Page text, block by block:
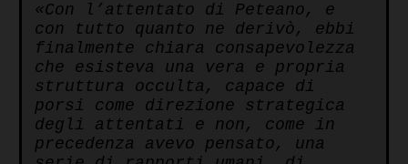
«Con l’attentato di Peteano, e
con tutto quanto ne derivò, ebbi
finalmente chiara consapevolezza
che esisteva una vera e propria
struttura occulta, capace di
porsi come direzione strategica
degli attentati e non, come in
precedenza avevo pensato, una